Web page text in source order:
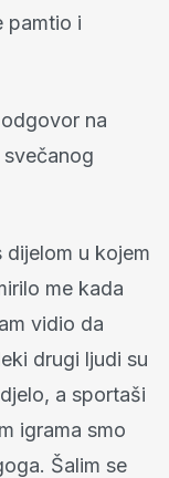
pamtio i
na
u kojem
me kada
vidio da
drugi ljudi su
a sportaši
igrama smo
Šalim se